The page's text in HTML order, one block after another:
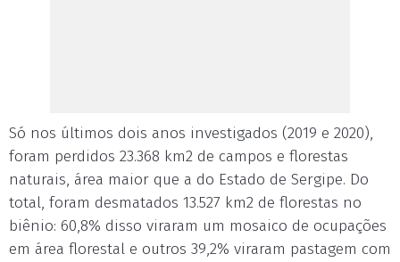
Só nos últimos dois anos investigados (2019 e 2020),
foram perdidos 23.368 km2 de campos e florestas
naturais, área maior que a do Estado de Sergipe. Do
total, foram desmatados 13.527 km2 de florestas no
biênio: 60,8% disso viraram um mosaico de ocupações
em área florestal e outros 39,2% viraram pastagem com